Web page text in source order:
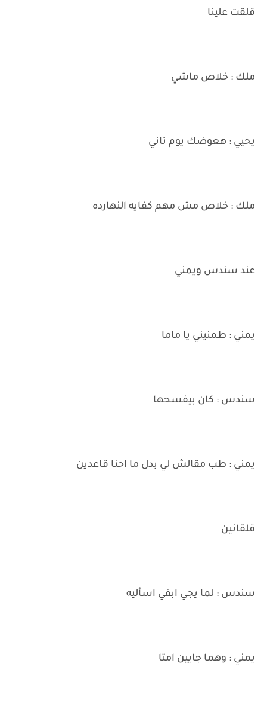
قلقت علينا
ملك : خلاص ماشي
يحيي : هعوضك يوم تاني
ملك : خلاص مش مهم كفايه النهارده
عند سندس ويمني
يمني : طمنيني يا ماما
سندس : كان بيفسحها
يمني : طب مقالش لي بدل ما احنا قاعدين
قلقانين
سندس : لما يجي ابقي اسأليه
يمني : وهما جايين امتا